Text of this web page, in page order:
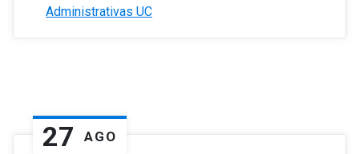
Administrativas UC
27 AGO